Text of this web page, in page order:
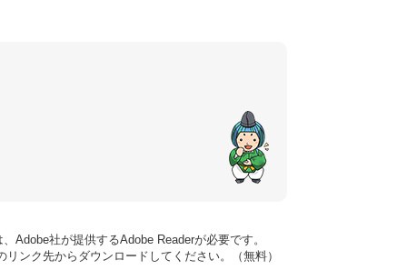
Adobe社が提供するAdobe Readerが必要です。
ンク先からダウンロードしてください。（無料）